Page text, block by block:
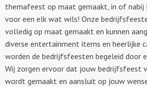
themafeest op maat gemaakt, in of nabij
voor een elk wat wils! Onze
volledig op maat gemaakt en kunnen
diverse entertainment items en heerlijke
worden de bedrijfsfeesten begeleid door
Wij zorgen ervoor dat jouw bedrijfsfeest
wordt gemaakt en aansluit op jouw